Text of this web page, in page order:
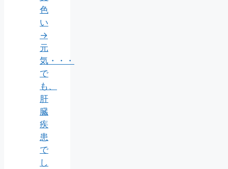
色
い
→
元
気・・・
で
も、
肝
臓
疾
患
で
し